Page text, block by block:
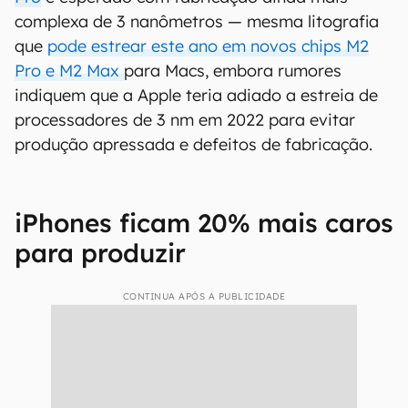
complexa de 3 nanômetros — mesma litografia
que pode estrear este ano em novos chips M2
Pro e M2 Max para Macs, embora rumores
indiquem que a Apple teria adiado a estreia de
processadores de 3 nm em 2022 para evitar
produção apressada e defeitos de fabricação.
iPhones ficam 20% mais caros
para produzir
CONTINUA APÓS A PUBLICIDADE